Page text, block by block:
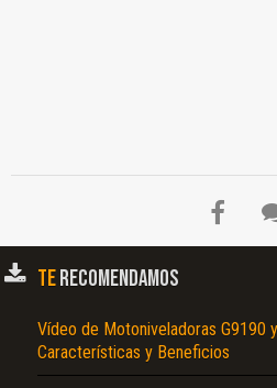
TERECOMENDAMOS
Vídeo de Motoniveladoras G9190
Características y Beneficios